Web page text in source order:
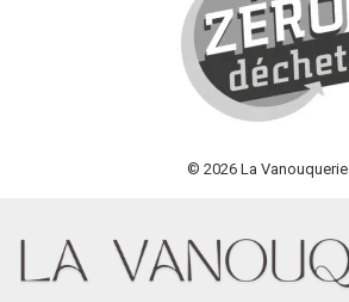
© 2026 La Vanouquerie